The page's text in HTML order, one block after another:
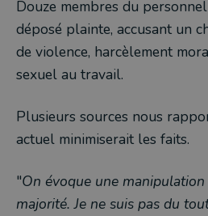
Douze membres du
déposé plainte, accusant un
de violence, harcèlement
sexuel au travail.
Plusieurs sources nous
actuel minimiserait les faits.
"On évoque une manipulation
majorité. Je ne suis pas du